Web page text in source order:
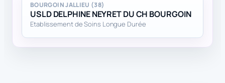
BOURGOIN JALLIEU (38)
USLD DELPHINE NEYRET DU CH BOURGOIN
Etablissement de Soins Longue Durée